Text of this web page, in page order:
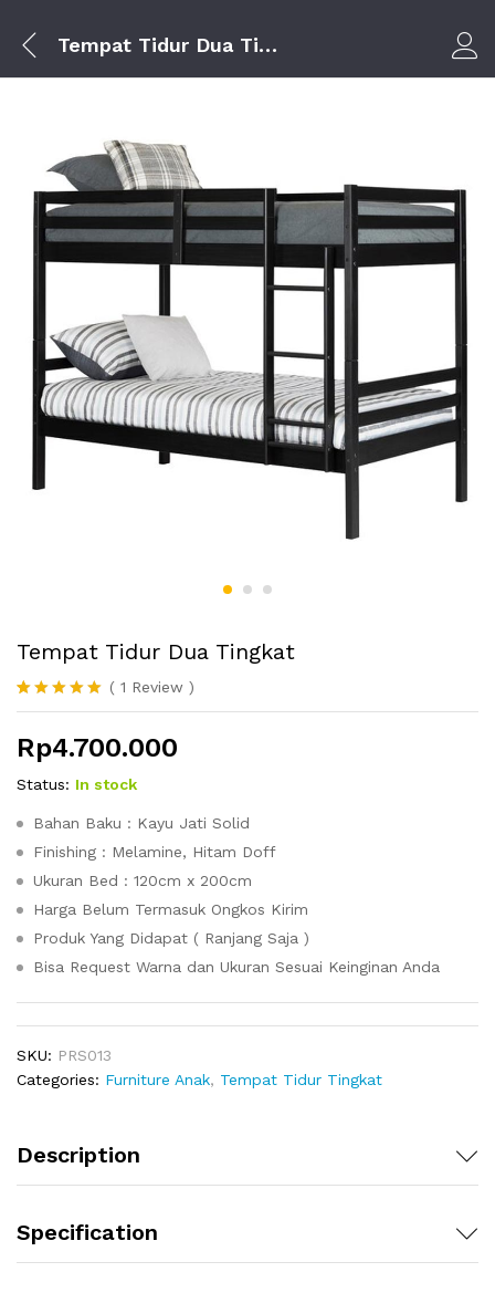
Tempat Tidur Dua Tingkat
Tempat Tidur Dua Tingkat
Peringkat
berdasarka
1
penilaian
pelanggan
( 1 Review )
Rp4.700.000
Status: In stock
Bahan Baku : Kayu Jati Solid
Finishing : Melamine, Hitam Doff
Ukuran Bed : 120cm x 200cm
Harga Belum Termasuk Ongkos Kirim
Produk Yang Didapat ( Ranjang Saja )
Bisa Request Warna dan Ukuran Sesuai Keinginan Anda
SKU: PRS013
Categories: Furniture Anak, Tempat Tidur Tingkat
Description
Specification